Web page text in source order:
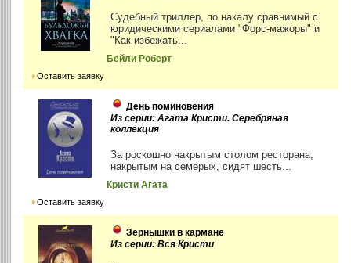
Судебный триллер, по накалу сравнимый с
юридическими сериалами "Форс-мажоры" и
"Как избежать...
Бейли Роберт
Оставить заявку
День поминовения
Из серии: Агата Кристи. Серебряная
коллекция
За роскошно накрытым столом ресторана,
накрытым на семерых, сидят шесть...
Кристи Агата
Оставить заявку
Зернышки в кармане
Из серии: Вся Кристи